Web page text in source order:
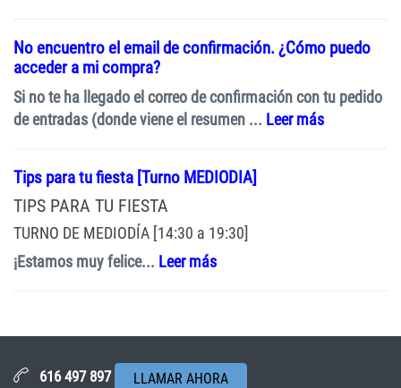
No encuentro el email de confirmación. ¿Cómo puedo
acceder a mi compra?
Si no te ha llegado el correo de confirmación con tu pedido
de entradas (donde viene el resumen ... Leer más
Tips para tu fiesta [Turno MEDIODIA]
TIPS PARA TU FIESTA
TURNO DE MEDIODÍA [14:30 a 19:30]
¡Estamos muy felice... Leer más
616 497 897 LLAMAR AHORA